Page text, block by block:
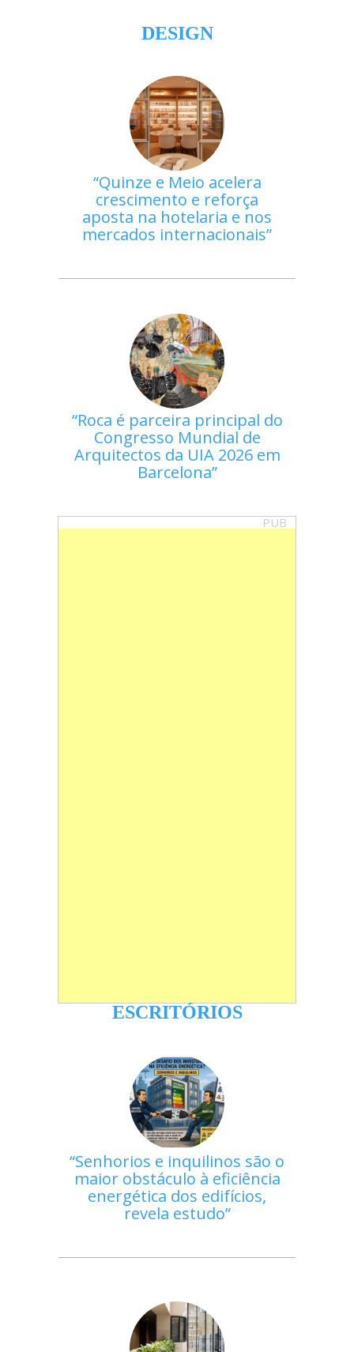
DESIGN
Quinze e Meio acelera
crescimento e reforça
aposta na hotelaria e nos
mercados internacionais
Roca é parceira principal do
Congresso Mundial de
Arquitectos da UIA 2026 em
Barcelona
PUB
ESCRITÓRIOS
Senhorios e inquilinos são o
maior obstáculo à eficiência
energética dos edifícios,
revela estudo